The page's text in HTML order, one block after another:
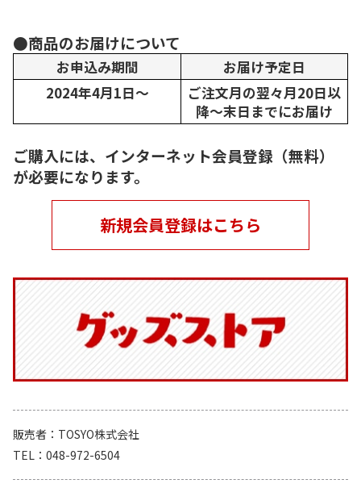
●商品のお届けについて
お申込み期間
お届け予定日
2024年4月1日～
ご注文月の翌々月20日以
降～末日までにお届け
ご購入には、インターネット会員登録（無料）
が必要になります。
新規会員登録はこちら
販売者
TOSYO株式会社
TEL
048-972-6504